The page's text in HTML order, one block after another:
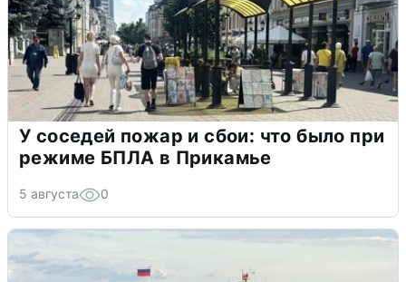
У соседей пожар и сбои: что было при
режиме БПЛА в Прикамье
5 августа 0